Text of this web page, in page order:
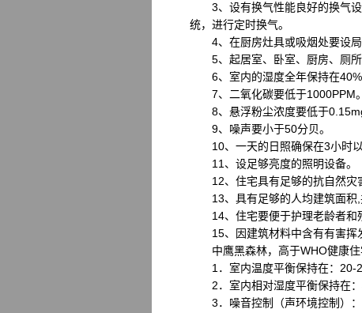
3、设有换气性能良好的换气设
统，进行定时换气。
4、在厨房灶具或吸烟处要设局
5、起居室、卧室、厨房、厕所
6、室内的湿度全年保持在40%
7、二氧化碳要低于1000PPM。
8、悬浮粉尘浓度要低于0.15mg
9、噪声要小于50分贝。
10、一天的日照确保在3小时以
11、设足够亮度的照明设备。
12、住宅具有足够的抗自然灾
13、具有足够的人均建筑面积,
14、住宅要便于护理老龄者和
15、因建筑材料中含有有害挥发
中鹰黑森林，高于WHO健康住
1．室内温度平衡保持在：20-
2．室内相对湿度平衡保持在
3．噪音控制（声环境控制）：